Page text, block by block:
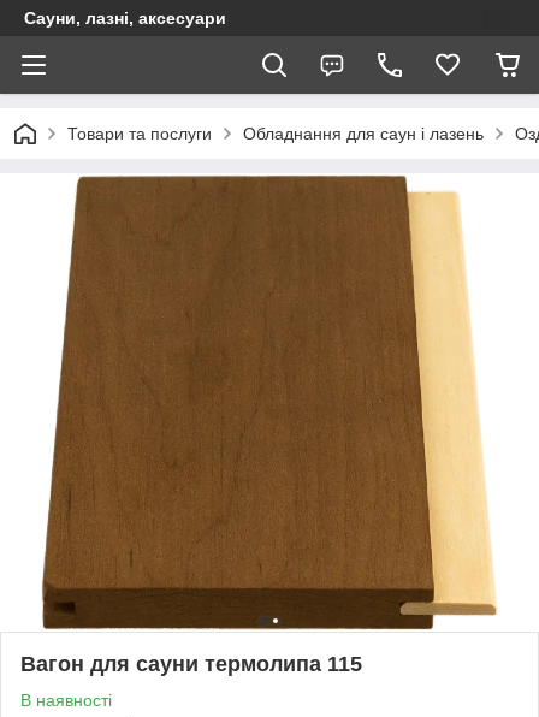
Сауни, лазні, аксесуари
Товари та послуги Обладнання для саун і лазень
Вагон для сауни термолипа 115
В наявності